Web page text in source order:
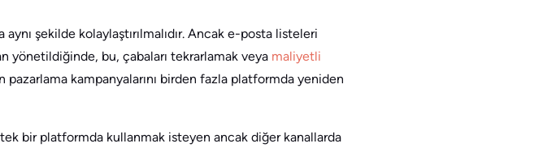
şekilde kolaylaştırılmalıdır. Ancak e-posta listeleri
yönetildiğinde, bu, çabaları tekrarlamak veya maliyetli
pazarlama kampanyalarını birden fazla platformda yeniden
bir platformda kullanmak isteyen ancak diğer kanallarda